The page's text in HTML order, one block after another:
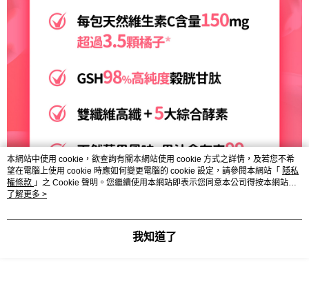
本網站中使用 cookie，欲查詢有關本網站使用 cookie 方式之詳情，及若您不希
望在電腦上使用 cookie 時應如何變更電腦的 cookie 設定，請參閱本網站「 隱私
權條款 」之 Cookie 聲明。您繼續使用本網站即表示您同意本公司得按本網站使
用條款之 Cookie 聲明使用 cookie。
了解更多 >
我知道了